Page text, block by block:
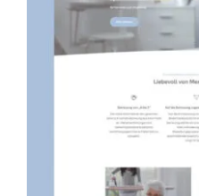
Infor­ma­ti­ves